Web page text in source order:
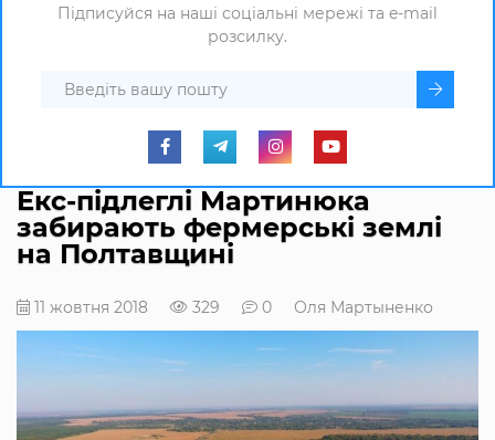
Підписуйся на наші соціальні мережі та e-mail
розсилку.
Екс-підлеглі Мартинюка
забирають фермерські землі
на Полтавщині
11 жовтня 2018 329 0 Оля Мартыненко